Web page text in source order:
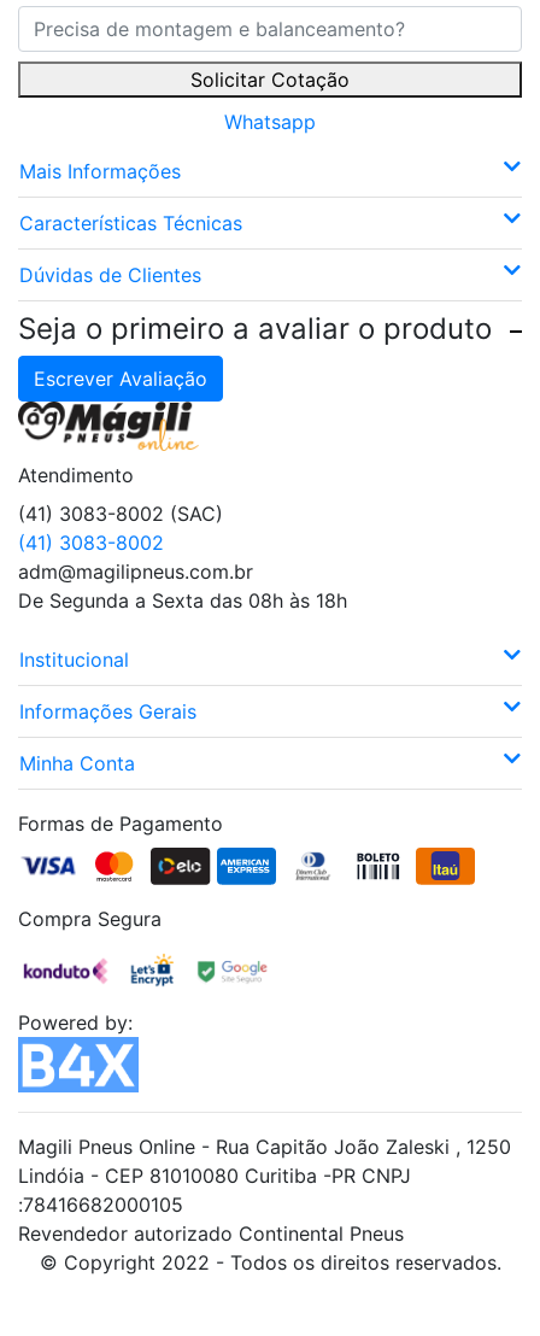
Solicitar Cotação
Whatsapp
Mais Informações
Características Técnicas
Dúvidas de Clientes
Seja o primeiro a avaliar o produto
Escrever Avaliação
Atendimento
(41) 3083-8002 (SAC)
(41) 3083-8002
adm@magilipneus.com.br
De Segunda a Sexta das 08h às 18h
Institucional
Informações Gerais
Minha Conta
Formas de Pagamento
Compra Segura
Powered by:
Magili Pneus Online - Rua Capitão João Zaleski , 1250
Lindóia - CEP 81010080 Curitiba -PR CNPJ
:78416682000105
Revendedor autorizado Continental Pneus
© Copyright 2022 - Todos os direitos reservados.